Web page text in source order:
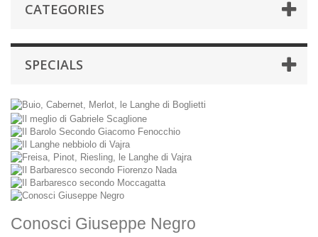
CATEGORIES
SPECIALS
Conosci Giuseppe Negro